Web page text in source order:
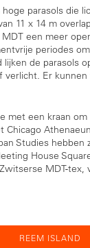
parasols die
11 x 14 m
een meer
periodes
de parasols
Er
met een kraan
Studies
House
MDT-tex,
REEM ISLAND